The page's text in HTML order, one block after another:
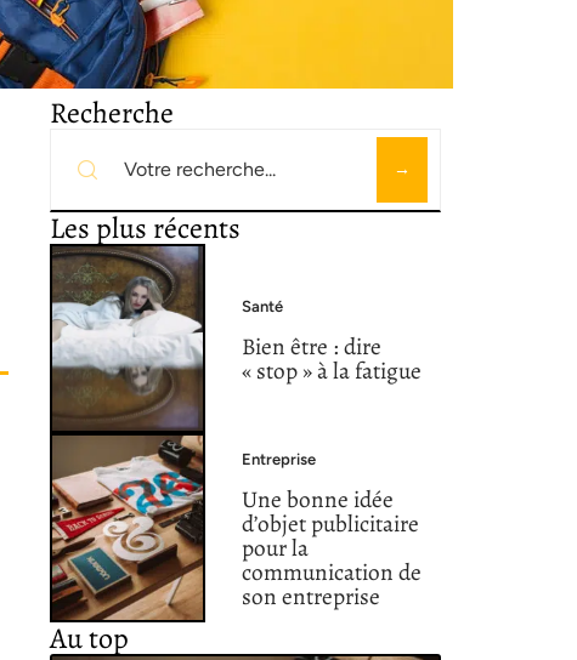
Recherche
Les plus récents
Santé
Bien être : dire
« stop » à la fatigue
Entreprise
Une bonne idée
d’objet publicitaire
pour la
communication de
son entreprise
Au top